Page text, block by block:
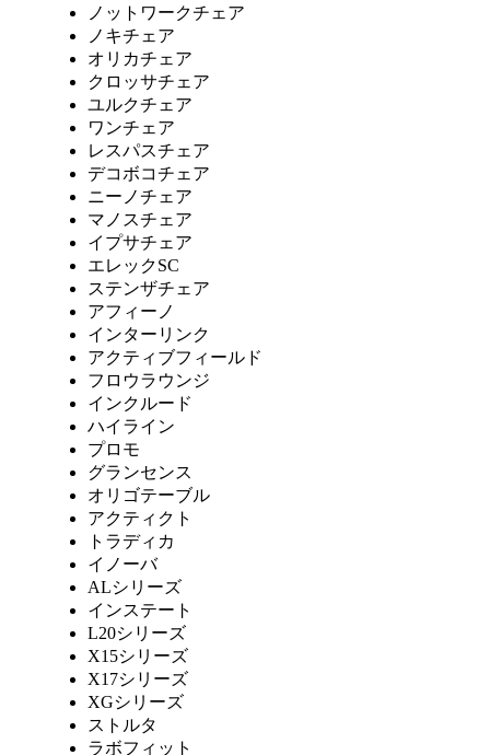
ノットワークチェア
ノキチェア
オリカチェア
クロッサチェア
ユルクチェア
ワンチェア
レスパスチェア
デコボコチェア
ニーノチェア
マノスチェア
イプサチェア
エレックSC
ステンザチェア
アフィーノ
インターリンク
アクティブフィールド
フロウラウンジ
インクルード
ハイライン
プロモ
グランセンス
オリゴテーブル
アクティクト
トラディカ
イノーバ
ALシリーズ
インステート
L20シリーズ
X15シリーズ
X17シリーズ
XGシリーズ
ストルタ
ラボフィット